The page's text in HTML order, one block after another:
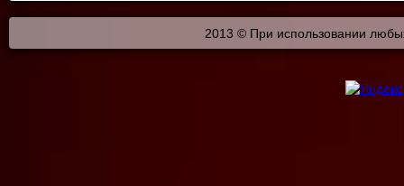
2013 © При использовании